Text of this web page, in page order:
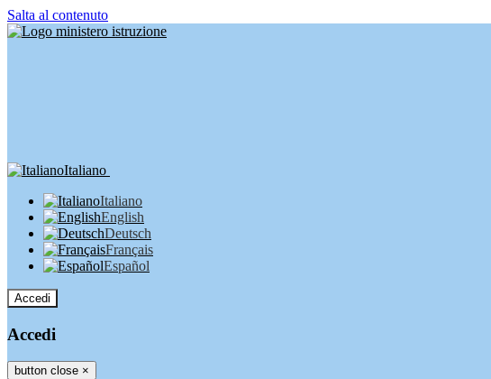
Salta al contenuto
Italiano
Italiano
English
Deutsch
Français
Español
Accedi
Accedi
button close ×